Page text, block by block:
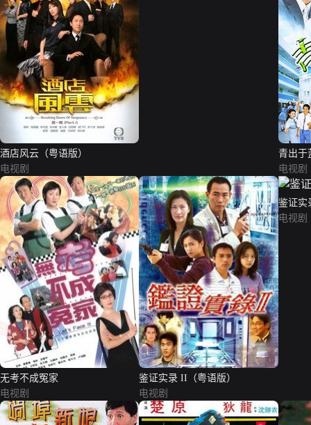
酒店风云（粤语版）
电视剧
青出于
电视剧
无考不成冤家
电视剧
鉴证实录 II（粤语版）
电视剧
鉴证实
电视剧